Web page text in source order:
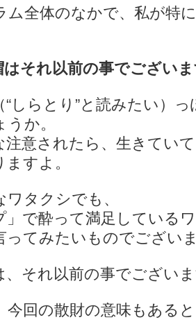
ム全体のなかで、私が特
はそれ以前の事でござい
“しらとり”と読みたい）
か。
注意されたら、生きてい
すよ。
タクシでも、
」で酔って満足している
ってみたいものでござい
、それ以前の事でござい
今回の散財の意味もある